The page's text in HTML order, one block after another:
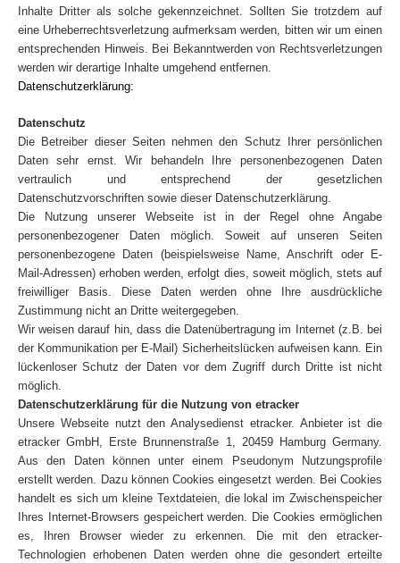
Inhalte Dritter als solche gekennzeichnet. Sollten Sie trotzdem auf
eine Urheberrechtsverletzung aufmerksam werden, bitten wir um einen
entsprechenden Hinweis. Bei Bekanntwerden von Rechtsverletzungen
werden wir derartige Inhalte umgehend entfernen.
Datenschutzerklärung:
Datenschutz
Die Betreiber dieser Seiten nehmen den Schutz Ihrer persönlichen
Daten sehr ernst. Wir behandeln Ihre personenbezogenen Daten
vertraulich und entsprechend der gesetzlichen
Datenschutzvorschriften sowie dieser Datenschutzerklärung.
Die Nutzung unserer Webseite ist in der Regel ohne Angabe
personenbezogener Daten möglich. Soweit auf unseren Seiten
personenbezogene Daten (beispielsweise Name, Anschrift oder E-
Mail-Adressen) erhoben werden, erfolgt dies, soweit möglich, stets auf
freiwilliger Basis. Diese Daten werden ohne Ihre ausdrückliche
Zustimmung nicht an Dritte weitergegeben.
Wir weisen darauf hin, dass die Datenübertragung im Internet (z.B. bei
der Kommunikation per E-Mail) Sicherheitslücken aufweisen kann. Ein
lückenloser Schutz der Daten vor dem Zugriff durch Dritte ist nicht
möglich.
Datenschutzerklärung für die Nutzung von etracker
Unsere Webseite nutzt den Analysedienst etracker. Anbieter ist die
etracker GmbH, Erste Brunnenstraße 1, 20459 Hamburg Germany.
Aus den Daten können unter einem Pseudonym Nutzungsprofile
erstellt werden. Dazu können Cookies eingesetzt werden. Bei Cookies
handelt es sich um kleine Textdateien, die lokal im Zwischenspeicher
Ihres Internet-Browsers gespeichert werden. Die Cookies ermöglichen
es, Ihren Browser wieder zu erkennen. Die mit den etracker-
Technologien erhobenen Daten werden ohne die gesondert erteilte